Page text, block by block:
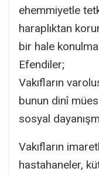
ehemmiyetle
haraplıktan
bir hale
Efendiler;
Vakıfların
bunun dinî
sosyal
​​Vakıfların
hastahaneler,